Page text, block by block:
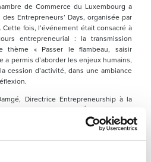
de Commerce du Luxembourg a
Entrepreneurs’ Days, organisée par
fois, l’événement était consacré à
entrepreneurial : la transmission
thème « Passer le flambeau, saisir
a permis d’aborder les enjeux humains,
cession d’activité, dans une ambiance
Directrice Entrepreneurship à la
Delles, ministre de l’Économie, des
ont souligné l’importance d’une
sur le plan stratégique que personnel.
le lancement d’une nouvelle aide